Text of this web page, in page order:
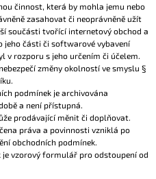
činnost, která by mohla jemu nebo
zasahovat či neoprávněně užít
součásti tvořící internetový obchod a
jeho části či softwarové vybavení
v rozporu s jeho určením či účelem.
změny okolností ve smyslu §
podmínek je archivována
a není přístupná.
prodávající měnit či doplňovat.
práva a povinnosti vzniklá po
obchodních podmínek.
vzorový formulář pro odstoupení od